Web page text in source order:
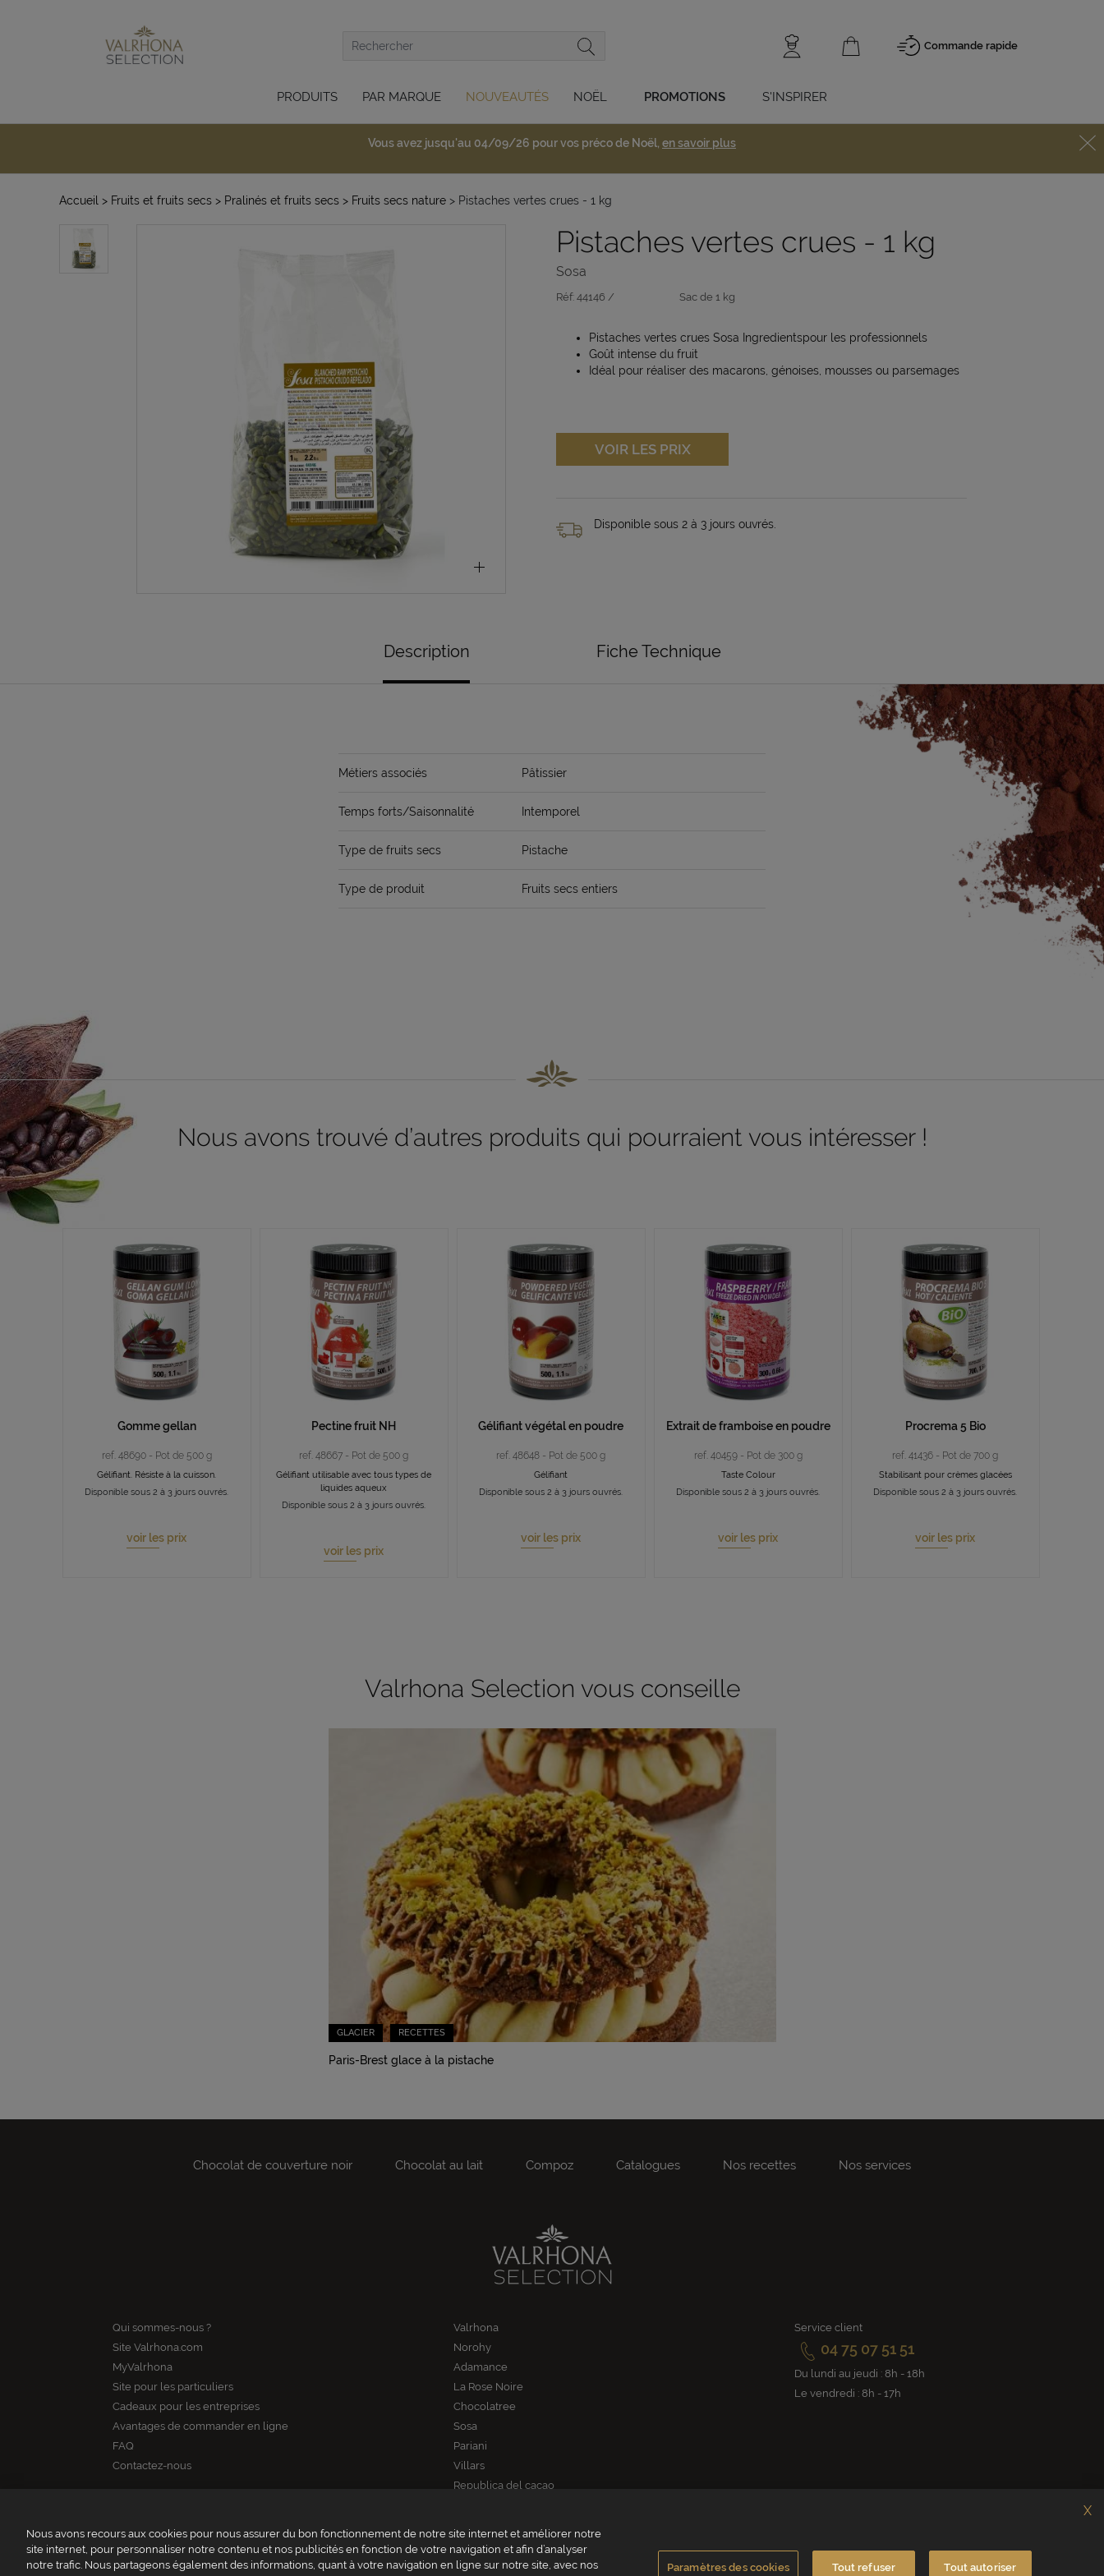
Commande rapide
PRODUITS PAR MARQUE NOUVEAUTÉS NOËL PROMOTIONS S'INSPIRER
Vous avez jusqu'au 04/09/26 pour vos préco de Noël, en savoir plus
Accueil > Fruits et fruits secs > Pralinés et fruits secs > Fruits secs nature > Pistaches vertes crues - 1 kg
Pistaches vertes crues - 1 kg
Sosa
Réf: 44146 / Sac de 1 kg
Pistaches vertes crues Sosa Ingredientspour les professionnels
Goût intense du fruit
Idéal pour réaliser des macarons, génoises, mousses ou parsemages
VOIR LES PRIX
Disponible sous 2 à 3 jours ouvrés.
Description Fiche Technique
Métiers associés Pâtissier
Temps forts/Saisonnalité Intemporel
Type de fruits secs Pistache
Type de produit Fruits secs entiers
Nous avons trouvé d’autres produits qui pourraient vous intéresser !
Gomme gellan
ref. 48690 - Pot de 500 g
Gélifiant. Résiste à la cuisson.
Disponible sous 2 à 3 jours ouvrés.
voir les prix
Pectine fruit NH
ref. 48667 - Pot de 500 g
Gélifiant utilisable avec tous types de
liquides aqueux
Disponible sous 2 à 3 jours ouvrés.
voir les prix
Gélifiant végétal en poudre
ref. 48648 - Pot de 500 g
Gélifiant
Disponible sous 2 à 3 jours ouvrés.
voir les prix
Extrait de framboise en poudre
ref. 40459 - Pot de 300 g
Taste Colour
Disponible sous 2 à 3 jours ouvrés.
voir les prix
Procrema 5 Bio
ref. 41436 - Pot de 700 g
Stabilisant pour crèmes glacées
Disponible sous 2 à 3 jours ouvrés.
voir les prix
Valrhona Selection vous conseille
GLACIER RECETTES
Paris-Brest glace à la pistache
Chocolat de couverture noir Chocolat au lait Compoz Catalogues Nos recettes Nos services
Qui sommes-nous ?
Site Valrhona.com
MyValrhona
Site pour les particuliers
Cadeaux pour les entreprises
Avantages de commander en ligne
FAQ
Contactez-nous
Valrhona
Norohy
Adamance
La Rose Noire
Chocolatree
Sosa
Pariani
Villars
Republica del cacao
Service client
04 75 07 51 51
Du lundi au jeudi : 8h - 18h
Le vendredi : 8h - 17h
Nous avons recours aux cookies pour nous assurer du bon fonctionnement de notre site internet et améliorer notre
site internet, pour personnaliser notre contenu et nos publicités en fonction de votre navigation et afin d’analyser
notre trafic. Nous partageons également des informations, quant à votre navigation en ligne sur notre site, avec nos
Paramètres des cookies Tout refuser Tout autoriser
X